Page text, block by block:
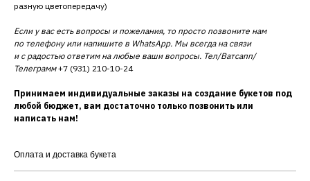
разную цветопередачу)
Если у вас есть вопросы и пожелания, то просто позвоните нам
по телефону или напишите в WhatsApp. Мы всегда на связи
и с радостью ответим на любые ваши вопросы. Тел/Ватсапп/
Телеграмм+7 (931) 210-10-24
Принимаем индивидуальные заказы на создание букетов под
любой бюджет, вам достаточно только позвонить или
написать нам!
Оплата и доставка букета